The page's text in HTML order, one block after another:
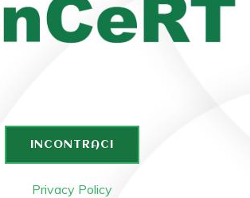
INCONTRACI
Privacy Policy